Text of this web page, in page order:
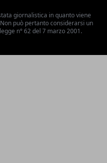
giornalistica in quanto viene
può pertanto considerarsi un
n° 62 del 7 marzo 2001.